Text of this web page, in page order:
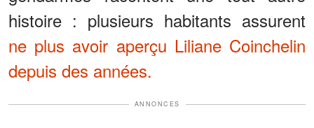
histoire : plusieurs habitants assurent
ne plus avoir aperçu Liliane Coinchelin
depuis des années.
ANNONCES